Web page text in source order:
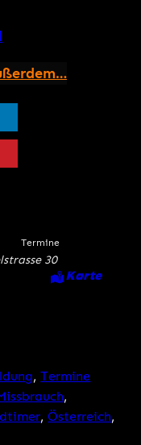
Termine
30
Karte
, Termine
, Österreich